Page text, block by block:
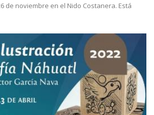
de noviembre en el Nido Costanera. Está